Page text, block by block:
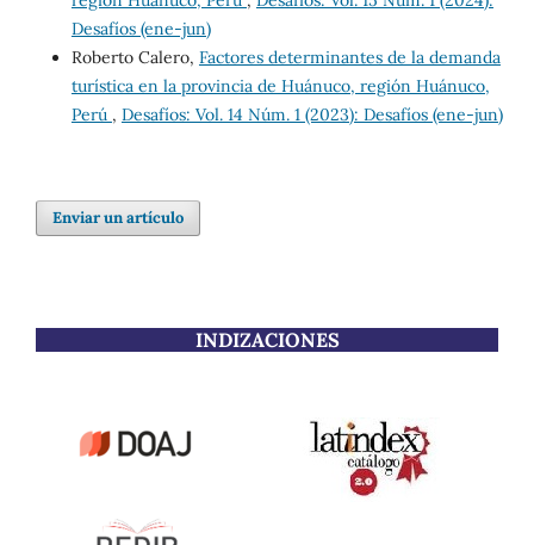
Desafíos (ene-jun)
Roberto Calero, Factores determinantes de la demanda
turística en la provincia de Huánuco, región Huánuco,
Perú , Desafíos: Vol. 14 Núm. 1 (2023): Desafíos (ene-jun)
Enviar un artículo
INDIZACIONES